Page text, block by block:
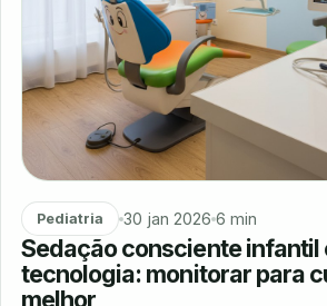
Pediatria 30 jan 2026 6 min
Sedação consciente infantil
tecnologia: monitorar para
melhor